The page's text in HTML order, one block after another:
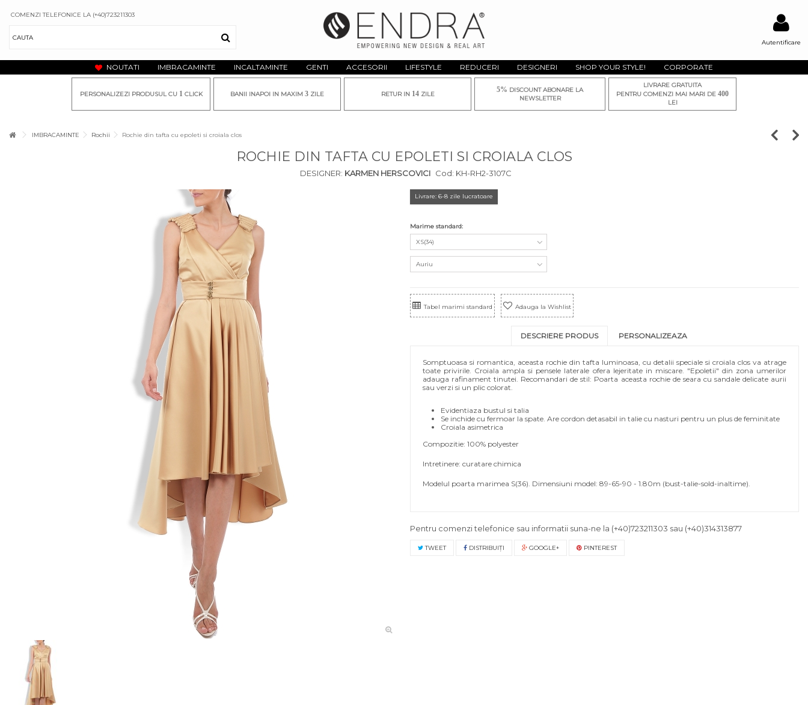
Autentificare
COMENZI TELEFONICE LA (+40)723211303
NOUTATI IMBRACAMINTE INCALTAMINTE GENTI ACCESORII LIFESTYLE REDUCERI DESIGNERI SHOP YOUR STYLE! CORPORATE
PERSONALIZEZI PRODUSUL CU 1CLICK BANII INAPOI IN MAXIM 3 ZILE RETUR IN 14ZILE
5% DISCOUNT ABONARE LA
NEWSLETTER
LIVRARE GRATUITA
PENTRU COMENZI MAI MARI DE 400
LEI
IMBRACAMINTE Rochii Rochie din tafta cu epoleti si croiala clos
ROCHIE DIN TAFTA CU EPOLETI SI CROIALA CLOS
DESIGNER: KARMEN HERSCOVICI Cod: KH-RH2-3107C
Livrare: 6-8 zile lucratoare
Marime standard:
XS(34)
Auriu
Tabel marimi standard Adauga la Wishlist
DESCRIERE PRODUS PERSONALIZEAZA
Somptuoasa si romantica, aceasta rochie din tafta luminoasa, cu detalii speciale si croiala clos va atrage
toate privirile. Croiala ampla si pensele laterale ofera lejeritate in miscare. "Epoletii" din zona umerilor
adauga rafinament tinutei. Recomandari de stil: Poarta aceasta rochie de seara cu sandale delicate aurii
sau verzi si un plic colorat.
Evidentiaza bustul si talia
Se inchide cu fermoar la spate. Are cordon detasabil in talie cu nasturi pentru un plus de feminitate
Croiala asimetrica
Compozitie: 100% polyester
Intretinere: curatare chimica
Modelul poarta marimea S(36). Dimensiuni model: 89-65-90 - 1.80m (bust-talie-sold-inaltime).
Pentru comenzi telefonice sau informatii suna-ne la (+40)723211303 sau (+40)314313877
TWEET DISTRIBUIŢI GOOGLE+ PINTEREST